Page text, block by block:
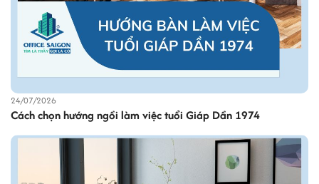
24/07/2026
Cách chọn hướng ngồi làm việc tuổi Giáp Dần 1974